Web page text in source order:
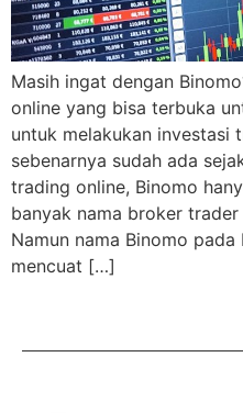
Masih ingat dengan
online yang bisa terbuka
untuk melakukan investasi
sebenarnya sudah ada
trading online, Binomo
banyak nama broker
Namun nama Binomo
mencuat […]